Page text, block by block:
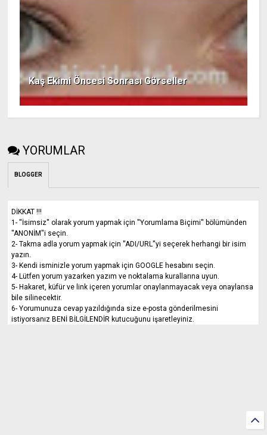
Kaş Ekimi Öncesi Sonrası Görseller
YORUMLAR
BLOGGER
DİKKAT !!!
1- ''İsimsiz'' olarak yorum yapmak için ''Yorumlama Biçimi'' bölümünden
''ANONİM''i seçin.
2- Takma adla yorum yapmak için ''ADI/URL''yi seçerek herhangi bir isim
yazın.
3- Kendi isminizle yorum yapmak için GOOGLE hesabını seçin.
4- Lütfen yorum yazarken yazım ve noktalama kurallarına uyun.
5- Hakaret, küfür ve link içeren yorumlar onaylanmayacak veya onaylansa
bile silinecektir.
6- Yorumunuza cevap yazıldığında size e-posta gönderilmesini
istiyorsanız BENİ BİLGİLENDİR kutucuğunu işaretleyiniz.